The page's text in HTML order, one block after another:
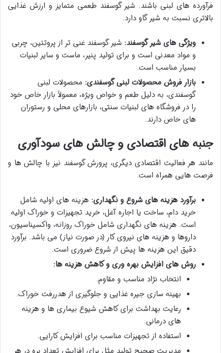
فرآورده های لبنی باشند. شیر گوسفند طعمی متمایز و ارزش غذایی
بالاتری نسبت به شیر گاو دارد.
ویژگی های شیر گوسفند: شیر گوسفند غنی تر از پروتئین، چربی
و مواد معدنی است و برای تولید پنیر، ماست و سایر لبنیات
بسیار مناسب است.
بازار فروش محصولات لبنی گوسفندی: محصولات لبنی
گوسفندی، به دلیل طعم و خواص ویژه، معمولاً بازار خاص خود
را در فروشگاه های لبنیات سنتی، بازارهای محلی و رستوران
های خاص دارند.
جنبه های اقتصادی و چالش های سودآوری
مانند هر فعالیت اقتصادی دیگری، پرورش گوسفند نیز با چالش ها و
فرصت هایی همراه است.
برآورد هزینه های شروع و نگهداری: هزینه های اولیه شامل
خرید دام، ساخت یا اجاره آغل، خرید تجهیزات و خوراک اولیه
است. هزینه های نگهداری شامل خوراک روزانه، واکسیناسیون،
داروها و هزینه های نیروی کار (در صورت نیاز) می باشد. برآورد
دقیق این هزینه ها پیش از شروع ضروری است.
روش های افزایش بهره وری و کاهش هزینه ها:
انتخاب نژاد مناسب و مقاوم.
بهینه سازی جیره غذایی و جلوگیری از هدررفت خوراک.
رعایت بهداشت برای کاهش شیوع بیماری ها و هزینه
های درمانی.
استفاده از تجهیزات مناسب برای افزایش کارایی.